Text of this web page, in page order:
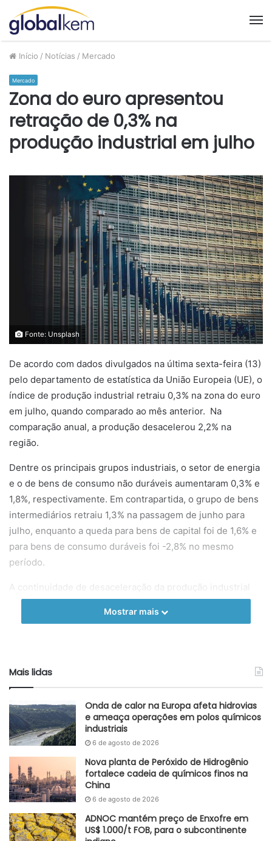
Início / Notícias / Mercado
Mercado
Zona do euro apresentou
retração de 0,3% na
produção industrial em julho
Fonte: Unsplash
De acordo com dados divulgados na última sexta-feira (13)
pelo departamento de estatística da União Europeia (UE), o
índice de produção industrial retraiu 0,3% na zona do euro
em julho, quando comparado ao mês anterior. Na
comparação anual, a produção desacelerou 2,2% na
região.
Dentre os principais grupos industriais, o setor de energia
e o de bens de consumo não duráveis aumentaram 0,3% e
1,8%, respectivamente. Em contrapartida, o grupo de bens
intermediários retraiu 1,3% na passagem de junho para
julho, enquanto a queda para bens de capital foi de 1,6% e
para bens de consumo duráveis foi -2,8% no mesmo
período.
A continuidade de desaceleração da produção industrial
deve impactar os diversos segmentos do mercado,
Adaptado GlobalKem | 19 de setembro de 2024
Fonte Eurostat
Etiquetas bens de consumo consumo
Insumos industriais
julho
produção industrial
Mostrar mais
Mais lidas
Onda de calor na Europa afeta hidrovias
e ameaça operações em polos químicos
industriais
6 de agosto de 2026
Nova planta de Peróxido de Hidrogênio
fortalece cadeia de químicos finos na
China
6 de agosto de 2026
ADNOC mantém preço de Enxofre em
US$ 1.000/t FOB, para o subcontinente